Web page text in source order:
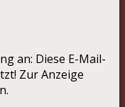
an: Diese E-Mail-
Zur Anzeige